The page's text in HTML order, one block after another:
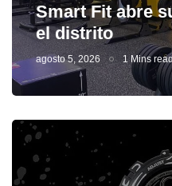
Smart Fit abre
el distrito
agosto 5, 2026 1 Mins